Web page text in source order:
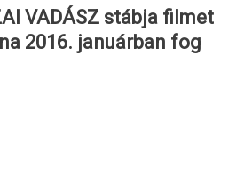
VADÁSZ stábja filmet
2016. januárban fog